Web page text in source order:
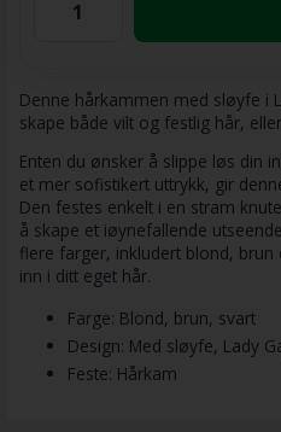
Denne hårkammen med sløyfe i
skape både vilt og festlig hår,
Enten du ønsker å slippe løs din
et mer sofistikert uttrykk, gir
Den festes enkelt i en stram
å skape et iøynefallende
flere farger, inkludert blond,
inn i ditt eget hår.
Farge: Blond, brun, svart
Design: Med sløyfe, Lady
Feste: Hårkam